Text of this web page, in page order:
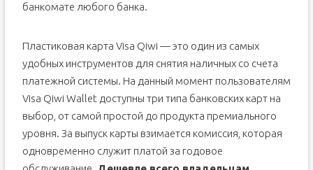
банкомате любого банка.
Пластиковая карта Visa Qiwi — это один из самых
удобных инструментов для снятия наличных со счета
платежной системы. На данный момент пользователям
Visa Qiwi Wallet доступны три типа банковских карт на
выбор, от самой простой до продукта премиального
уровня. За выпуск карты взимается комиссия, которая
одновременно служит платой за годовое